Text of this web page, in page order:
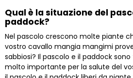
Qual è la situazione del
paddock?
Nel pascolo crescono molte piante
vostro cavallo mangia mangimi
sabbiosi? Il pascolo e il paddock
molto importante per la salute del